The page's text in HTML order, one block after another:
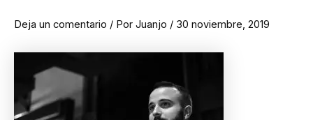
Deja un comentario / Por Juanjo / 30 noviembre, 2019